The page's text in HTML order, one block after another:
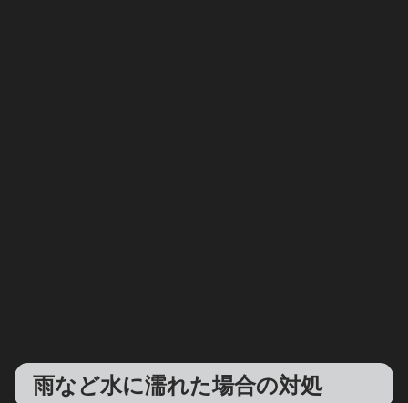
雨など水に濡れた場合の対処